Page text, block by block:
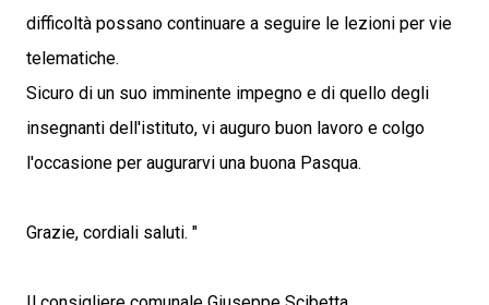
difficoltà possano continuare a seguire le lezioni per vie
telematiche.
Sicuro di un suo imminente impegno e di quello degli
insegnanti dell'istituto, vi auguro buon lavoro e colgo
l'occasione per augurarvi una buona Pasqua.
Grazie, cordiali saluti. "